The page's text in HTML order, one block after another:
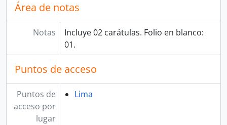
Área de notas
Notas
Incluye 02 carátulas. Folio en blanco:
01.
Puntos de acceso
Puntos de
acceso por
lugar
Lima